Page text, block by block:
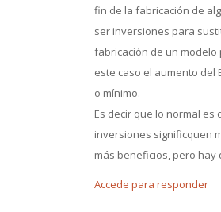
fin de la fabricación de
ser inversiones para
fabricación de un modelo
este caso el aumento del
o mínimo.
Es decir que lo normal es
inversiones significquen
más beneficios, pero hay
Accede para responder